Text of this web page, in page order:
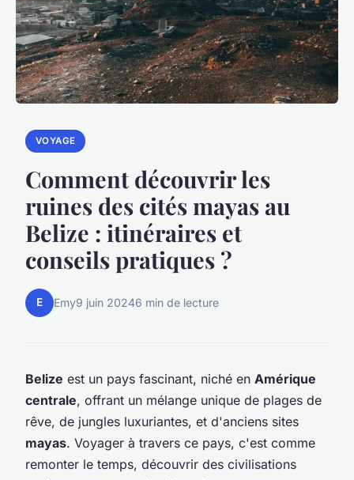
VOYAGE
Comment découvrir les
ruines des cités mayas au
Belize : itinéraires et
conseils pratiques ?
E Emy9 juin 20246 min de lecture
Belize est un pays fascinant, niché en Amérique
centrale, offrant un mélange unique de plages de
rêve, de jungles luxuriantes, et d'anciens sites
mayas. Voyager à travers ce pays, c'est comme
remonter le temps, découvrir des civilisations